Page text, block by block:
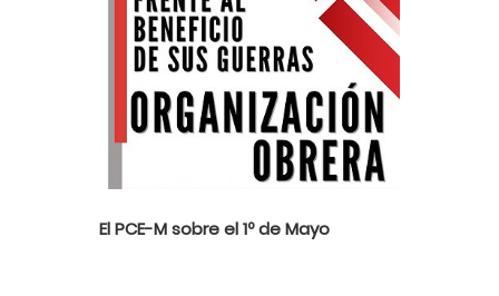
El PCE-M sobre el 1º de Mayo